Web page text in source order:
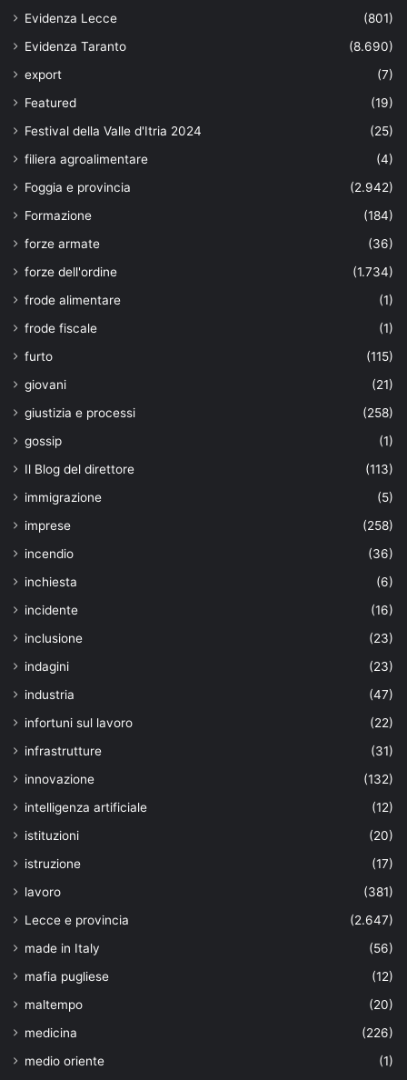
Evidenza Lecce
(801)
Evidenza Taranto
(8.690)
export
(7)
Featured
(19)
Festival della Valle d'Itria 2024
(25)
filiera agroalimentare
(4)
Foggia e provincia
(2.942)
Formazione
(184)
forze armate
(36)
forze dell'ordine
(1.734)
frode alimentare
(1)
frode fiscale
(1)
furto
(115)
giovani
(21)
giustizia e processi
(258)
gossip
(1)
Il Blog del direttore
(113)
immigrazione
(5)
imprese
(258)
incendio
(36)
inchiesta
(6)
incidente
(16)
inclusione
(23)
indagini
(23)
industria
(47)
infortuni sul lavoro
(22)
infrastrutture
(31)
innovazione
(132)
intelligenza artificiale
(12)
istituzioni
(20)
istruzione
(17)
lavoro
(381)
Lecce e provincia
(2.647)
made in Italy
(56)
mafia pugliese
(12)
maltempo
(20)
medicina
(226)
medio oriente
(1)